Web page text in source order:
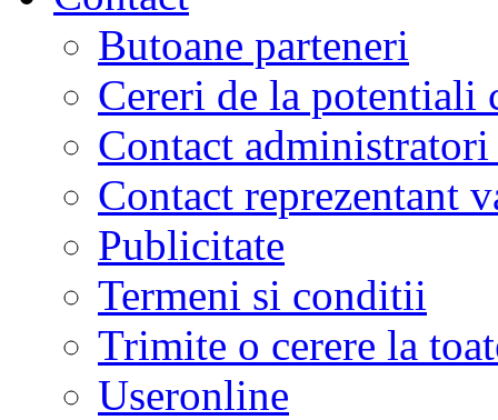
Butoane parteneri
Cereri de la potentiali
Contact
Contact reprezentant
Publicitate
Termeni si conditii
Trimite o cerere la
Useronline